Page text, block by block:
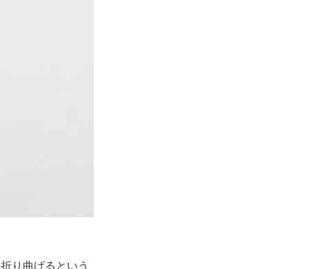
り曲げるという